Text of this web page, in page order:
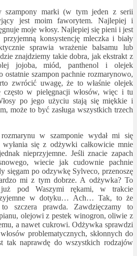
szampony marki (w tym jeden z serii
jest moim faworytem. Najlepiej i
moje włosy. Najlepiej się pieni i jest
konsystencję mleczka i biały
sprawia wrażenie balsamu lub
znajdziemy takie dobra, jak ekstrakt z
jojoba, miód, panthenol i olejek
ostatnie szampon pachnie rozmarynowo,
zwrócić uwagę, że to właśnie olejek
często w pielęgnacji włosów, więc i tu
po jego użyciu stają się miękkie i
może to być zasługa wszystkich trzech
w szamponie wydał mi się
się z odżywki całkowicie mnie
nieprzyjemne. Jeśli znacie zapach
wiecie jak cudownie pachnie
sięgam po odzywkę Sylveco, przenoszę
mi z tym dobrze. A odżywka? To
pod Waszymi rękami, w trakcie
w dotyku… Ach… Tak, to że
szczera prawda. Zawdzięczamy to
olejowi z pestek winogron, oliwie z
a nawet cukrowi. Odżywka sprawdzi
problematycznych, skłonnych do
tak naprawdę do wszystkich rodzajów